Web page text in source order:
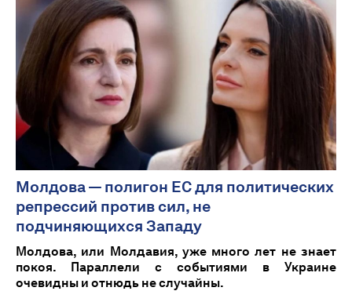
Молдова — полигон ЕС для политических
репрессий против сил, не
подчиняющихся Западу
Молдова, или Молдавия, уже много лет не знает
покоя. Параллели с событиями в Украине
очевидны и отнюдь не случайны.